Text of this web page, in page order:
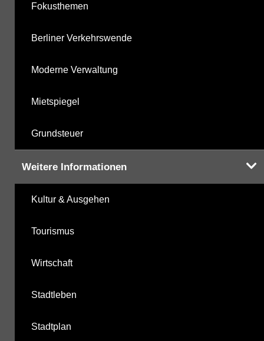
Fokusthemen
Berliner Verkehrswende
Moderne Verwaltung
Mietspiegel
Grundsteuer
Weitere Informationen
Kultur & Ausgehen
Tourismus
Wirtschaft
Stadtleben
Stadtplan